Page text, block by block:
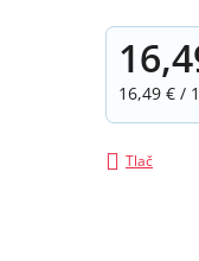
16,49 € /
Tlač